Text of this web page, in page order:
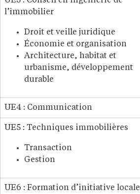
l’immobilier
Droit et veille juridique
Économie et organisation
Architecture, habitat et
urbanisme, développement
durable
UE4 : Communication
UE5 : Techniques immobilières
Transaction
Gestion
UE6 : Formation d’initiative locale